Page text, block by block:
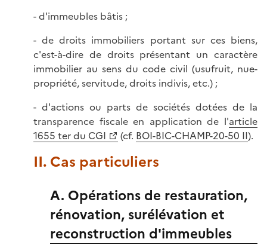
- d'immeubles bâtis ;
- de droits immobiliers portant sur ces biens,
c'est-à-dire de droits présentant un caractère
immobilier au sens du code civil (usufruit, nue-
propriété, servitude, droits indivis, etc.) ;
- d'actions ou parts de sociétés dotées de la
transparence fiscale en application de l'article
1655 ter du CGI
(cf. BOI-BIC-CHAMP-20-50 II).
II. Cas particuliers
A. Opérations de restauration,
rénovation, surélévation et
reconstruction d'immeubles